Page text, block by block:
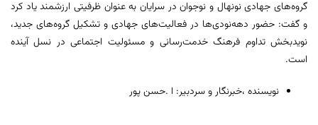
گروه‌های جهادی نونهال و نوجوان در سرایان به عنوان ظرفیتی ارزشمند یاد کرد
و گفت: حضور دهه‌نودی‌ها در فعالیت‌های جهادی و تشکیل گروه‌های جدید،
نویدبخش تداوم فرهنگ خدمت‌رسانی و مسئولیت اجتماعی در نسل آینده
است.
نویسنده ،خبرنگار و سردبیر: ا .حسن پور